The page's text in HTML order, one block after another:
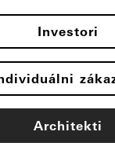
Investori
Architekti